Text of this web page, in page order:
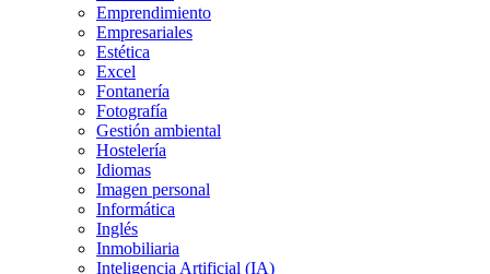
Emprendimiento
Empresariales
Estética
Excel
Fontanería
Fotografía
Gestión ambiental
Hostelería
Idiomas
Imagen personal
Informática
Inglés
Inmobiliaria
Inteligencia Artificial (IA)